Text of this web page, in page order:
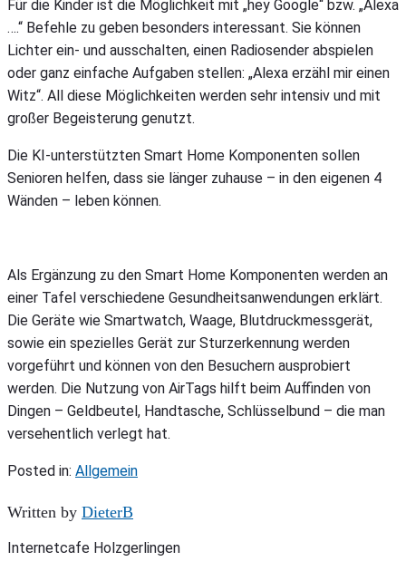
Für die Kinder ist die Möglichkeit mit „hey Google“ bzw. „Alexa
….“ Befehle zu geben besonders interessant. Sie können
Lichter ein- und ausschalten, einen Radiosender abspielen
oder ganz einfache Aufgaben stellen: „Alexa erzähl mir einen
Witz“. All diese Möglichkeiten werden sehr intensiv und mit
großer Begeisterung genutzt.
Die KI-unterstützten Smart Home Komponenten sollen
Senioren helfen, dass sie länger zuhause – in den eigenen 4
Wänden – leben können.
Als Ergänzung zu den Smart Home Komponenten werden an
einer Tafel verschiedene Gesundheitsanwendungen erklärt.
Die Geräte wie Smartwatch, Waage, Blutdruckmessgerät,
sowie ein spezielles Gerät zur Sturzerkennung werden
vorgeführt und können von den Besuchern ausprobiert
werden. Die Nutzung von AirTags hilft beim Auffinden von
Dingen – Geldbeutel, Handtasche, Schlüsselbund – die man
versehentlich verlegt hat.
Posted in: Allgemein
Written by DieterB
Internetcafe Holzgerlingen